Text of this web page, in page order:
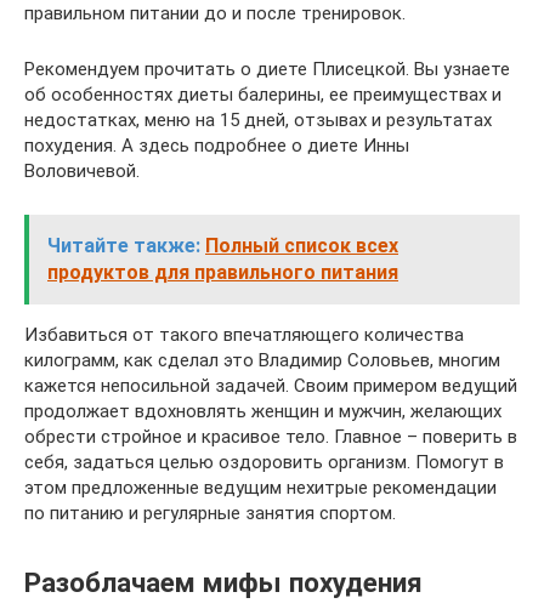
правильном питании до и после тренировок.
Рекомендуем прочитать о диете Плисецкой. Вы узнаете
об особенностях диеты балерины, ее преимуществах и
недостатках, меню на 15 дней, отзывах и результатах
похудения. А здесь подробнее о диете Инны
Воловичевой.
Читайте также: Полный список всех
продуктов для правильного питания
Избавиться от такого впечатляющего количества
килограмм, как сделал это Владимир Соловьев, многим
кажется непосильной задачей. Своим примером ведущий
продолжает вдохновлять женщин и мужчин, желающих
обрести стройное и красивое тело. Главное – поверить в
себя, задаться целью оздоровить организм. Помогут в
этом предложенные ведущим нехитрые рекомендации
по питанию и регулярные занятия спортом.
Разоблачаем мифы похудения